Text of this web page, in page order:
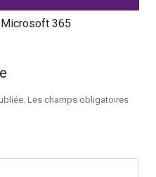
365
Les champs obligatoires